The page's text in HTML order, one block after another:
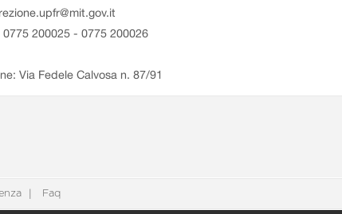
200025 - 0775 200026
Via Fedele Calvosa n. 87/91
Faq